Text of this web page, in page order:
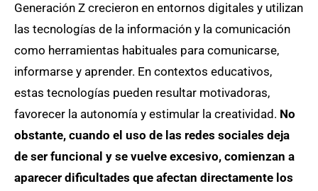
Generación Z crecieron en entornos digitales y utilizan
las tecnologías de la información y la comunicación
como herramientas habituales para comunicarse,
informarse y aprender. En contextos educativos,
estas tecnologías pueden resultar motivadoras,
favorecer la autonomía y estimular la creatividad. No
obstante, cuando el uso de las redes sociales deja
de ser funcional y se vuelve excesivo, comienzan a
aparecer dificultades que afectan directamente los